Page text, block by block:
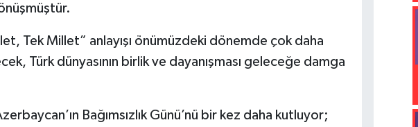
Tek Millet” anlayışı önümüzdeki dönemde çok daha
Türk dünyasının birlik ve dayanışması geleceğe damga
Bağımsızlık Günü’nü bir kez daha kutluyor;